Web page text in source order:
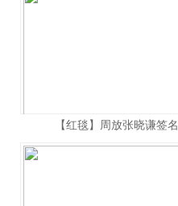
【红毯】周放张晓谦签名